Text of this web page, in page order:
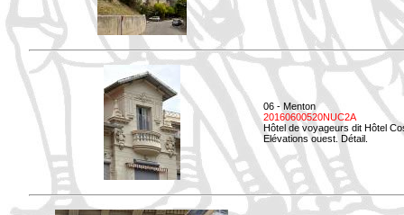
06 - Menton
20160600520NUC2A
Hôtel de voyageurs dit Hôtel
Elévations ouest. Détail.